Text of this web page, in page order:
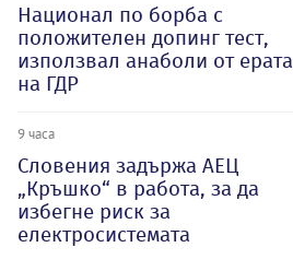
Национал по борба с
положителен допинг тест,
използвал анаболи от ерата
на ГДР
9 часа
Словения задържа АЕЦ
„Кръшко“ в работа, за да
избегне риск за
електросистемата